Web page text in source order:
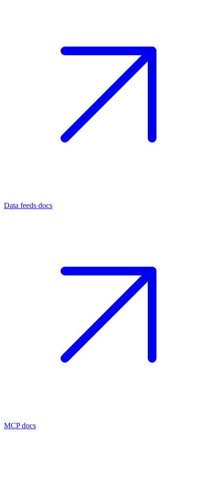
Data feeds docs
MCP docs